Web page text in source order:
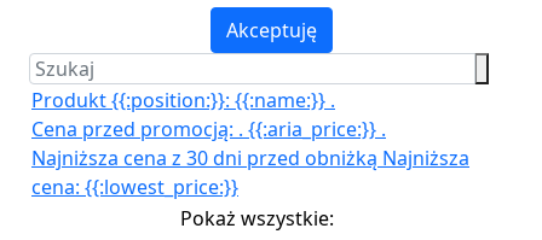
Akceptuję
Produkt {{:position:}}: {{:name:}} .
Cena przed promocją: . {{:aria_price:}} .
Najniższa cena z 30 dni przed obniżką Najniższa
cena: {{:lowest_price:}}
Pokaż wszystkie: